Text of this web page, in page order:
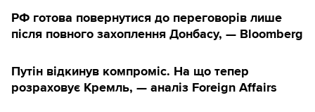
РФ готова повернутися до переговорів лише
після повного захоплення Донбасу, — Bloomberg
Путін відкинув компроміс. На що тепер
розраховує Кремль, — аналіз Foreign Affairs